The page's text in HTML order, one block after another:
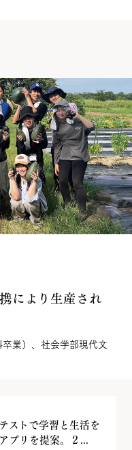
により生産され
業）、社会学部現代文
ストで学習と生活を
プリを提案。２...